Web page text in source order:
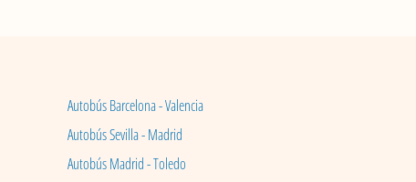
Autobús Barcelona - Valencia
Autobús Sevilla - Madrid
Autobús Madrid - Toledo